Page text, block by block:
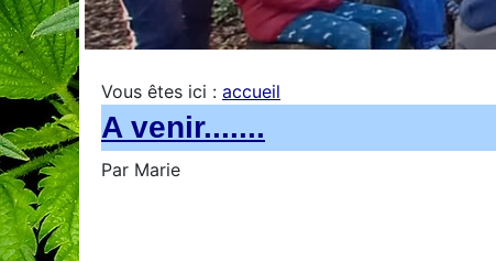
Vous êtes ici : accueil
A venir.......
Par Marie